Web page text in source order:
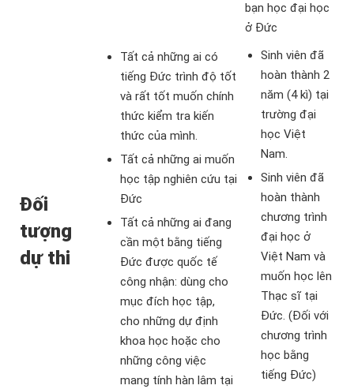
bạn học đại học
ở Đức
Đối
tượng
dự thi
Tất cả những ai có
tiếng Đức trình độ tốt
và rất tốt muốn chính
thức kiểm tra kiến
thức của mình.
Tất cả những ai muốn
học tập nghiên cứu tại
Đức
Tất cả những ai đang
cần một bằng tiếng
Đức được quốc tế
công nhận: dùng cho
mục đích học tập,
cho những dự định
khoa học hoặc cho
những công việc
mang tính hàn lâm tại
Sinh viên đã
hoàn thành 2
năm (4 kì) tại
trường đại
học Việt
Nam.
Sinh viên đã
hoàn thành
chương trình
đại học ở
Việt Nam và
muốn học lên
Thạc sĩ tại
Đức. (Đối với
chương trình
học bằng
tiếng Đức)